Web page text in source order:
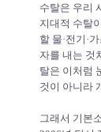
수탈은 우리
지대적 수탈
할 물·전기·
자를 내는 것
탈은 이처럼
것이 아니라
그래서 기본